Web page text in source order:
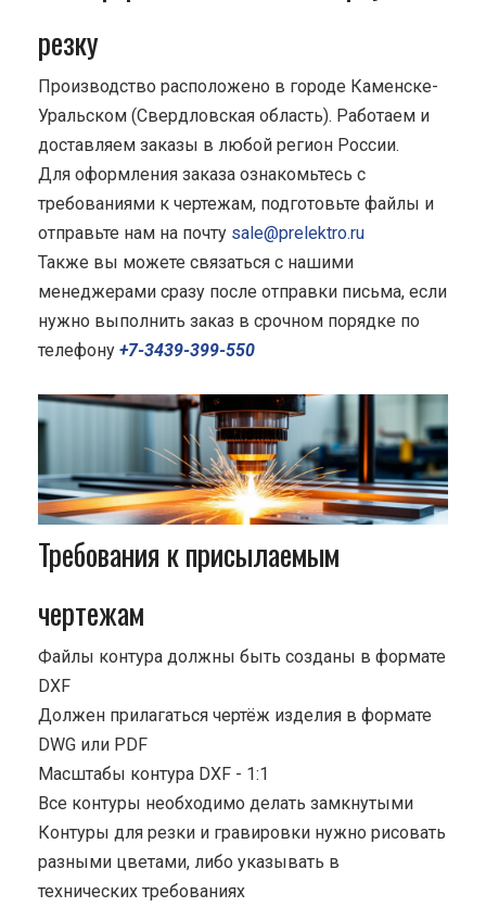
резку
Производство расположено в городе Каменске-
Уральском (Свердловская область). Работаем и
доставляем заказы в любой регион России.
Для оформления заказа ознакомьтесь с
требованиями к чертежам, подготовьте файлы и
отправьте нам на почту sale@prelektro.ru
Также вы можете связаться с нашими
менеджерами сразу после отправки письма, если
нужно выполнить заказ в срочном порядке по
телефону +7-3439-399-550
Требования к присылаемым
чертежам
Файлы контура должны быть созданы в формате
DXF
Должен прилагаться чертёж изделия в формате
DWG или PDF
Масштабы контура DXF - 1:1
Все контуры необходимо делать замкнутыми
Контуры для резки и гравировки нужно рисовать
разными цветами, либо указывать в
технических требованиях